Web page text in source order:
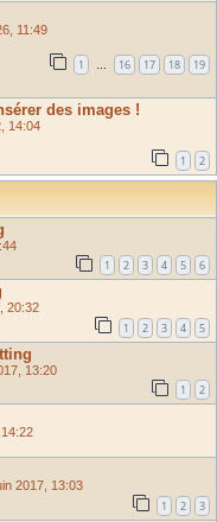
11:49
1 … 16 17 18 19
des images !
14:04
1 2
1 2 3 4 5 6
20:32
1 2 3 4 5
13:20
1 2
2017, 13:03
1 2 3